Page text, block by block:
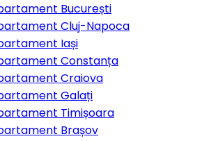
București
Cluj-Napoca
Iași
Constanța
Craiova
Galați
Timișoara
Brașov